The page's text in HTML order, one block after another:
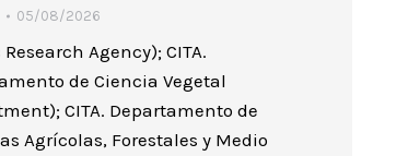
05/08/2026
Agency); CITA.
de Ciencia Vegetal
CITA. Departamento de
Agrícolas, Forestales y Medio